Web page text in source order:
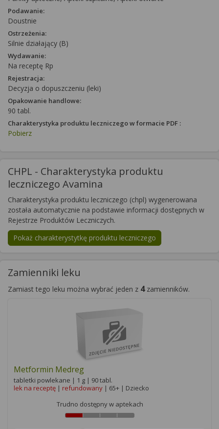
Podawanie:
Doustnie
Ostrzeżenia:
Silnie działający (B)
Wydawanie:
Na receptę Rp
Rejestracja:
Decyzja o dopuszczeniu (leki)
Opakowanie handlowe:
90 tabl.
Charakterystyka produktu leczniczego w formacie PDF :
Pobierz
CHPL - Charakterystyka produktu
leczniczego Avamina
Charakterystyka produktu leczniczego (chpl) wygenerowana
została automatycznie na podstawie informacji dostępnych w
Rejestrze Produktów Leczniczych.
Pokaż charakterystytkę produktu leczniczego
Zamienniki leku
Zamiast tego leku można wybrać jeden z 4zamienników.
Metformin Medreg
tabletki powlekane | 1 g | 90 tabl.
lek na receptę | refundowany | 65+ | Dziecko
Trudno dostępny w aptekach